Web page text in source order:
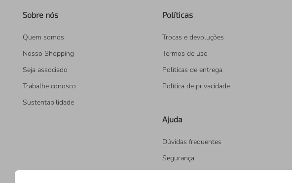
Sobre nós
Quem somos
Nosso Shopping
Seja associado
Trabalhe conosco
Sustentabilidade
Políticas
Trocas e devoluções
Termos de uso
Políticas de entrega
Política de privacidade
Ajuda
Dúvidas frequentes
Segurança